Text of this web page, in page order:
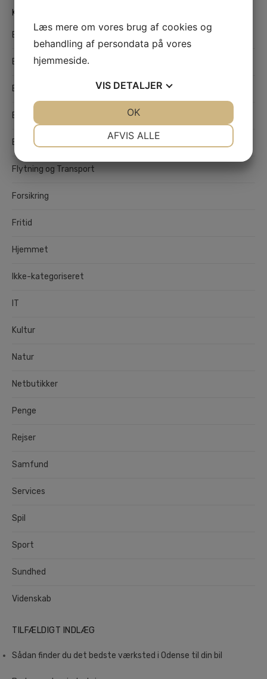
KATEGORIER
Bolig
Børn og unge
Butikker
Byggebranchen
Erhverv
Flytning og Transport
Forsikring
Fritid
Hjemmet
Ikke-kategoriseret
IT
Kultur
Natur
Netbutikker
Penge
Rejser
Samfund
Services
Spil
Sport
Sundhed
Videnskab
TILFÆLDIGT INDLÆG
Sådan finder du det bedste værksted i Odense til din bil
Læs mere om vores brug af cookies og
behandling af persondata på vores
hjemmeside.
VIS DETALJER
MARKETING
AFVIS ALLE
OK